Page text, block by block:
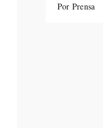
Por Prensa